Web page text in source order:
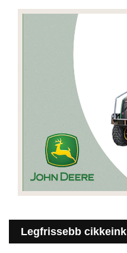
Legfrissebb cikkeink